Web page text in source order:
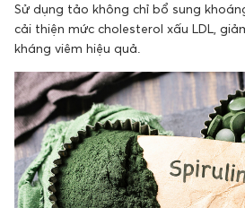
Sử dụng tảo không chỉ bổ sung
cải thiện mức cholesterol xấu LDL,
kháng viêm hiệu quả.